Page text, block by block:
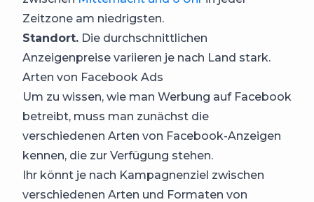
Zeitzone am niedrigsten.
Standort. Die durchschnittlichen
Anzeigenpreise variieren je nach Land stark.
Arten von Facebook Ads
Um zu wissen, wie man Werbung auf Facebook
betreibt, muss man zunächst die
verschiedenen Arten von Facebook-Anzeigen
kennen, die zur Verfügung stehen.
Ihr könnt je nach Kampagnenziel zwischen
verschiedenen Arten und Formaten von